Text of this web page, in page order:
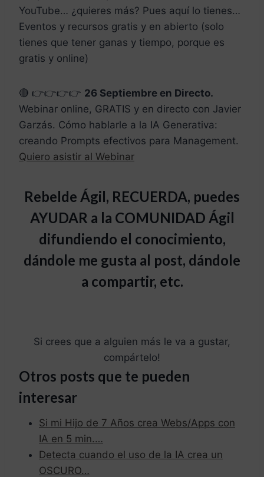
YouTube… ¿quieres más? Pues aquí lo tienes…
Eventos y recursos gratis y en abierto (solo
tienes que tener ganas y tiempo, porque es
gratis y online)
🔴 👉👉👉👉 26 Septiembre en Directo.
Webinar online, GRATIS y en directo con Javier
Garzás. Cómo hablarle a la IA Generativa:
creando Prompts efectivos para Management.
Quiero asistir al Webinar
Rebelde Ágil, RECUERDA, puedes
AYUDAR a la COMUNIDAD Ágil
difundiendo el conocimiento,
dándole me gusta al post, dándole
a compartir, etc.
Si crees que a alguien más le va a gustar,
compártelo!
Otros posts que te pueden
interesar
Si mi Hijo de 7 Años crea Webs/Apps con
IA en 5 min.…
Detecta cuando el uso de la IA crea un
OSCURO…